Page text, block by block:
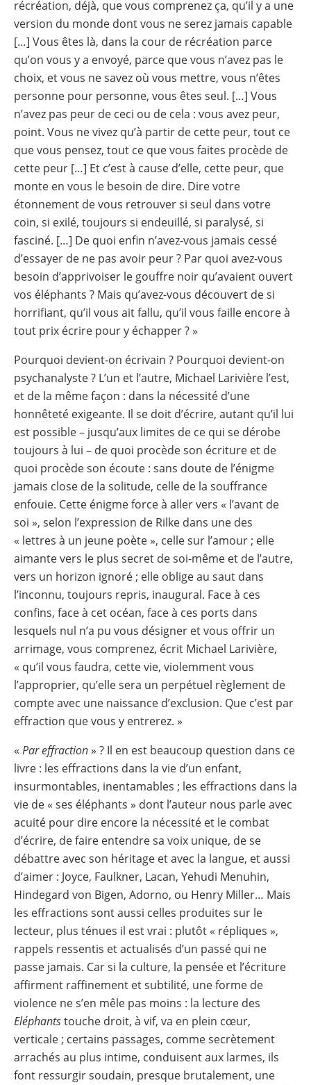
récréation, déjà, que vous comprenez ça, qu’il y a une
version du monde dont vous ne serez jamais capable
[…] Vous êtes là, dans la cour de récréation parce
qu’on vous y a envoyé, parce que vous n’avez pas le
choix, et vous ne savez où vous mettre, vous n’êtes
personne pour personne, vous êtes seul. […] Vous
n’avez pas peur de ceci ou de cela : vous avez peur,
point. Vous ne vivez qu’à partir de cette peur, tout ce
que vous pensez, tout ce que vous faites procède de
cette peur […] Et c’est à cause d’elle, cette peur, que
monte en vous le besoin de dire. Dire votre
étonnement de vous retrouver si seul dans votre
coin, si exilé, toujours si endeuillé, si paralysé, si
fasciné. […] De quoi enfin n’avez-vous jamais cessé
d’essayer de ne pas avoir peur ? Par quoi avez-vous
besoin d’apprivoiser le gouffre noir qu’avaient ouvert
vos éléphants ? Mais qu’avez-vous découvert de si
horrifiant, qu’il vous ait fallu, qu’il vous faille encore à
tout prix écrire pour y échapper ? »
Pourquoi devient-on écrivain ? Pourquoi devient-on
psychanalyste ? L’un et l’autre, Michael Larivière l’est,
et de la même façon : dans la nécessité d’une
honnêteté exigeante. Il se doit d’écrire, autant qu’il lui
est possible – jusqu’aux limites de ce qui se dérobe
toujours à lui – de quoi procède son écriture et de
quoi procède son écoute : sans doute de l’énigme
jamais close de la solitude, celle de la souffrance
enfouie. Cette énigme force à aller vers « l’avant de
soi », selon l’expression de Rilke dans une des
« lettres à un jeune poète », celle sur l’amour ; elle
aimante vers le plus secret de soi-même et de l’autre,
vers un horizon ignoré ; elle oblige au saut dans
l’inconnu, toujours repris, inaugural. Face à ces
confins, face à cet océan, face à ces ports dans
lesquels nul n’a pu vous désigner et vous offrir un
arrimage, vous comprenez, écrit Michael Larivière,
« qu’il vous faudra, cette vie, violemment vous
l’approprier, qu’elle sera un perpétuel règlement de
compte avec une naissance d’exclusion. Que c’est par
effraction que vous y entrerez. »
« Par effraction» ? Il en est beaucoup question dans ce
livre : les effractions dans la vie d’un enfant,
insurmontables, inentamables ; les effractions dans la
vie de « ses éléphants » dont l’auteur nous parle avec
acuité pour dire encore la nécessité et le combat
d’écrire, de faire entendre sa voix unique, de se
débattre avec son héritage et avec la langue, et aussi
d’aimer : Joyce, Faulkner, Lacan, Yehudi Menuhin,
Hindegard von Bigen, Adorno, ou Henry Miller… Mais
les effractions sont aussi celles produites sur le
lecteur, plus ténues il est vrai : plutôt « répliques »,
rappels ressentis et actualisés d’un passé qui ne
passe jamais. Car si la culture, la pensée et l’écriture
affirment raffinement et subtilité, une forme de
violence ne s’en mêle pas moins : la lecture des
Eléphantstouche droit, à vif, va en plein cœur,
verticale ; certains passages, comme secrètement
arrachés au plus intime, conduisent aux larmes, ils
font ressurgir soudain, presque brutalement, une